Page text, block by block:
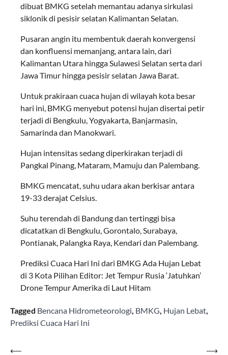
dibuat BMKG setelah memantau adanya sirkulasi
siklonik di pesisir selatan Kalimantan Selatan.
Pusaran angin itu membentuk daerah konvergensi
dan konfluensi memanjang, antara lain, dari
Kalimantan Utara hingga Sulawesi Selatan serta dari
Jawa Timur hingga pesisir selatan Jawa Barat.
Untuk prakiraan cuaca hujan di wilayah kota besar
hari ini, BMKG menyebut potensi hujan disertai petir
terjadi di Bengkulu, Yogyakarta, Banjarmasin,
Samarinda dan Manokwari.
Hujan intensitas sedang diperkirakan terjadi di
Pangkal Pinang, Mataram, Mamuju dan Palembang.
BMKG mencatat, suhu udara akan berkisar antara
19-33 derajat Celsius.
Suhu terendah di Bandung dan tertinggi bisa
dicatatkan di Bengkulu, Gorontalo, Surabaya,
Pontianak, Palangka Raya, Kendari dan Palembang.
Prediksi Cuaca Hari Ini dari BMKG Ada Hujan Lebat
di 3 Kota Pilihan Editor: Jet Tempur Rusia ‘Jatuhkan’
Drone Tempur Amerika di Laut Hitam
Tagged Bencana Hidrometeorologi BMKG Hujan Lebat
Prediksi Cuaca Hari Ini
Navigasi
⟵
⟶